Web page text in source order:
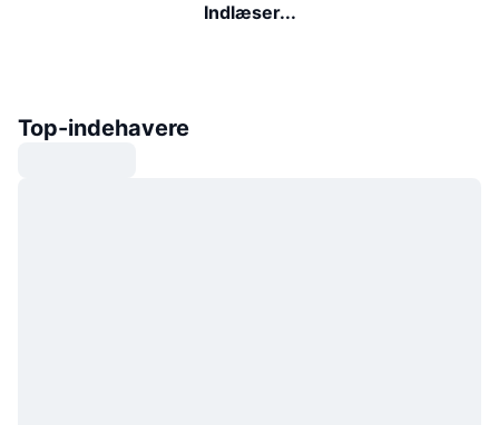
Indlæser...
Top-indehavere